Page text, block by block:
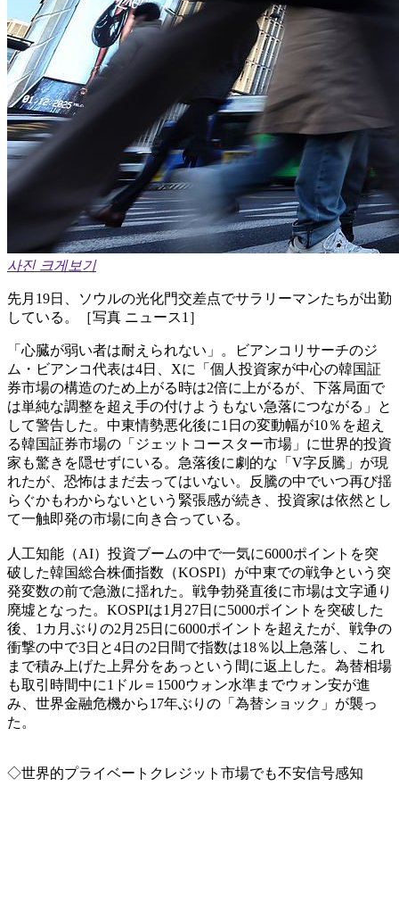
사진 크게보기
先月19日、ソウルの光化門交差点でサラリーマンたちが出勤
している。［写真 ニュース1］
「心臓が弱い者は耐えられない」。ビアンコリサーチのジ
ム・ビアンコ代表は4日、Xに「個人投資家が中心の韓国証
券市場の構造のため上がる時は2倍に上がるが、下落局面で
は単純な調整を超え手の付けようもない急落につながる」と
して警告した。中東情勢悪化後に1日の変動幅が10％を超え
る韓国証券市場の「ジェットコースター市場」に世界的投資
家も驚きを隠せずにいる。急落後に劇的な「V字反騰」が現
れたが、恐怖はまだ去ってはいない。反騰の中でいつ再び揺
らぐかもわからないという緊張感が続き、投資家は依然とし
て一触即発の市場に向き合っている。
人工知能（AI）投資ブームの中で一気に6000ポイントを突
破した韓国総合株価指数（KOSPI）が中東での戦争という突
発変数の前で急激に揺れた。戦争勃発直後に市場は文字通り
廃墟となった。KOSPIは1月27日に5000ポイントを突破した
後、1カ月ぶりの2月25日に6000ポイントを超えたが、戦争の
衝撃の中で3日と4日の2日間で指数は18％以上急落し、これ
まで積み上げた上昇分をあっという間に返上した。為替相場
も取引時間中に1ドル＝1500ウォン水準までウォン安が進
み、世界金融危機から17年ぶりの「為替ショック」が襲っ
た。
◇世界的プライベートクレジット市場でも不安信号感知